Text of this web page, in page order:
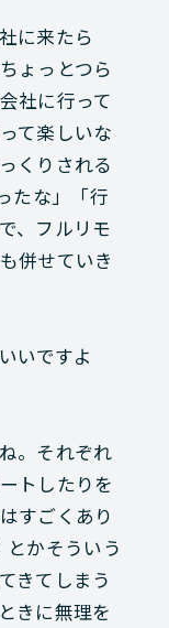
に来たら
ょっとつら
社に行って
て楽しいな
くりされる
たな」「行
、フルリモ
併せていき
いですよ
。それぞれ
トしたりを
すごくあり
かそういう
きてしまう
きに無理を